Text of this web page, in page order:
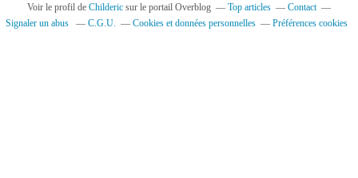
Voir le profil de Childeric sur le portail Overblog Top articles
Contact
Signaler un abus
C.G.U. Cookies et données personnelles Préférences cookies